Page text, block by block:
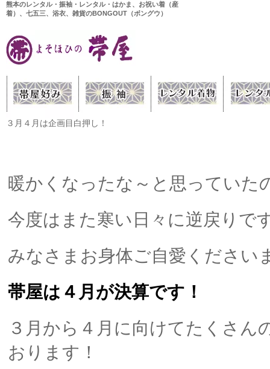
熊本のレンタル・振袖・レンタル・はかま、お祝い着（産
着）、七五三、浴衣、雑貨のBONGOUT（ボングウ）
３月４月は企画目白押し！
暖かくなったな～と思っていた
今度はまた寒い日々に逆戻りで
みなさまお身体ご自愛ください
帯屋は４月が決算です！
３月から４月に向けてたくさん
おります！